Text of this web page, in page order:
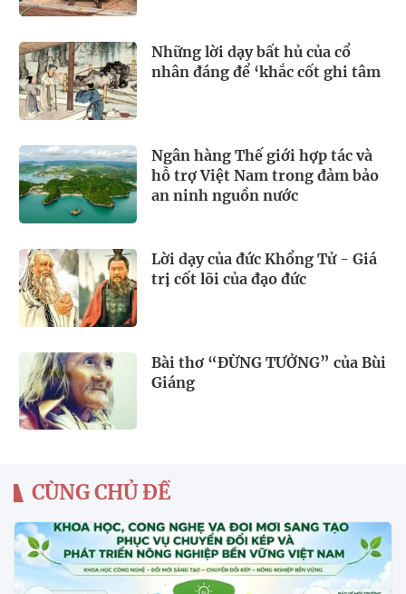
Những lời dạy bất hủ của cổ
nhân đáng để ‘khắc cốt ghi tâm
Ngân hàng Thế giới hợp tác và
hỗ trợ Việt Nam trong đảm bảo
an ninh nguồn nước
Lời dạy của đức Khổng Tử - Giá
trị cốt lõi của đạo đức
Bài thơ “ĐỪNG TƯỞNG” của Bùi
Giáng
CÙNG CHỦ ĐỀ